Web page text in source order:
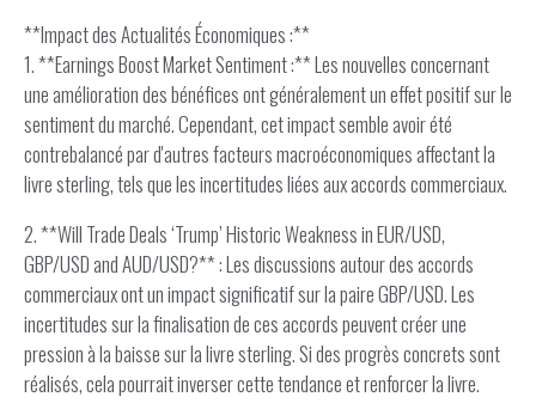
**Impact des Actualités Économiques :**
1. **Earnings Boost Market Sentiment :** Les nouvelles concernant
une amélioration des bénéfices ont généralement un effet positif sur le
sentiment du marché. Cependant, cet impact semble avoir été
contrebalancé par d'autres facteurs macroéconomiques affectant la
livre sterling, tels que les incertitudes liées aux accords commerciaux.
2. **Will Trade Deals ‘Trump’ Historic Weakness in EUR/USD,
GBP/USD and AUD/USD?** : Les discussions autour des accords
commerciaux ont un impact significatif sur la paire GBP/USD. Les
incertitudes sur la finalisation de ces accords peuvent créer une
pression à la baisse sur la livre sterling. Si des progrès concrets sont
réalisés, cela pourrait inverser cette tendance et renforcer la livre.